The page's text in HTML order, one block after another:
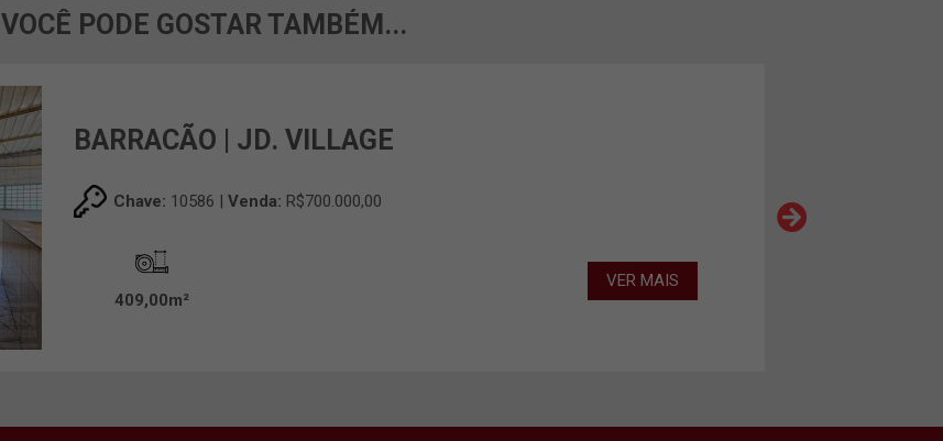
VOCÊ PODE GOSTAR TAMBÉM...
BARRACÃO | JD. VILLAGE
Chave: 10586 |Venda: R$700.000,00
409,00m²
VER MAIS